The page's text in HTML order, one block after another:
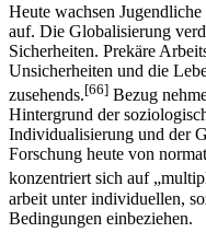
Heute wachsen
auf. Die Globalisierung
Sicherheiten. Prekäre
Unsicherheiten und die
zusehends.[66] Bezug
Hintergrund der
Individualisierung und der
Forschung heute von
konzentriert sich auf
arbeit unter individuellen,
Bedingungen einbe­zie­hen.